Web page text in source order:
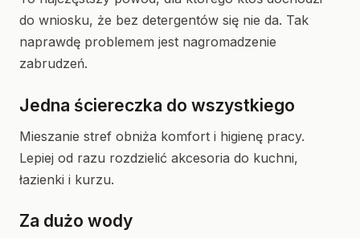
do wniosku, że bez detergentów się nie da. Tak
naprawdę problemem jest nagromadzenie
zabrudzeń.
Jedna ściereczka do wszystkiego
Mieszanie stref obniża komfort i higienę pracy.
Lepiej od razu rozdzielić akcesoria do kuchni,
łazienki i kurzu.
Za dużo wody